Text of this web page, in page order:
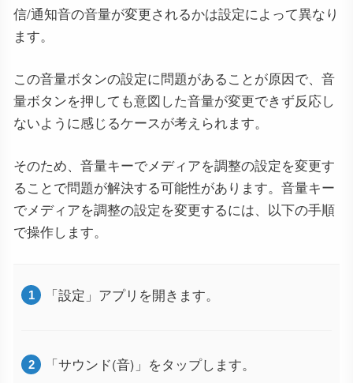
信/通知音の音量が変更されるかは設定によって異なり
ます。
この音量ボタンの設定に問題があることが原因で、音
量ボタンを押しても意図した音量が変更できず反応し
ないように感じるケースが考えられます。
そのため、音量キーでメディアを調整の設定を変更す
ることで問題が解決する可能性があります。音量キー
でメディアを調整の設定を変更するには、以下の手順
で操作します。
「設定」アプリを開きます。
「サウンド(音)」をタップします。